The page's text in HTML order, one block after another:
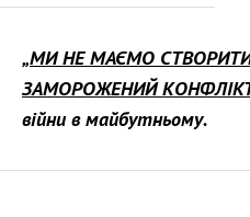
„МИ НЕ МАЄМО СТВОРИТИ
ЗАМОРОЖЕНИЙ
війни в майбутньому.